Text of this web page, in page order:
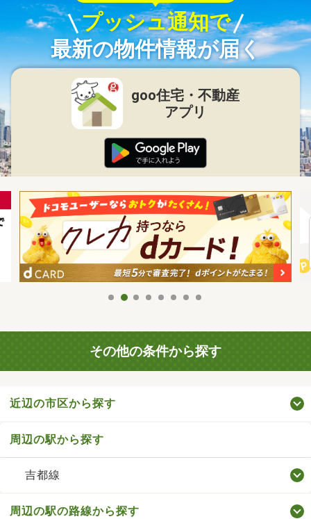
プッシュ通知で
最新の物件情報が届く
goo住宅・不動産
アプリ
その他の条件から探す
近辺の市区から探す
周辺の駅から探す
吉都線
周辺の駅の路線から探す